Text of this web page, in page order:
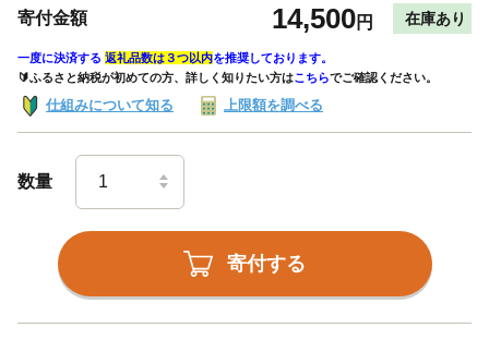
寄付金額 14,500円 在庫あり
一度に決済する 返礼品数は３つ以内を推奨しております。
🔰ふるさと納税が初めての方、詳しく知りたい方はこちらでご確認ください。
仕組みについて知る 上限額を調べる
数量
寄付する